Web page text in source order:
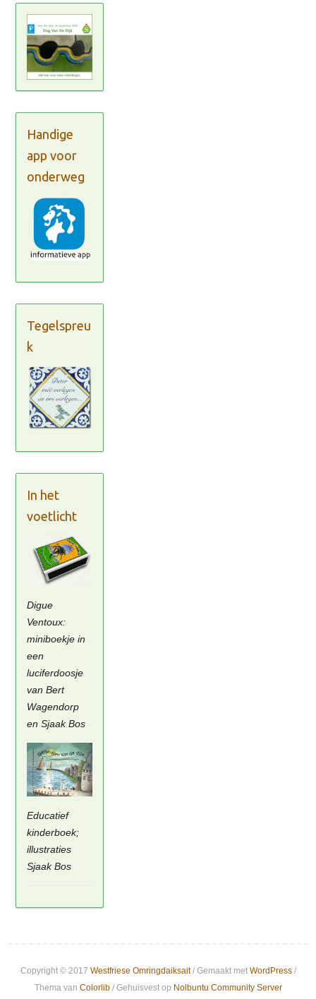
Handige
app voor
onderweg
Tegelspreu
k
In het
voetlicht
Digue
Ventoux:
miniboekje in
een
luciferdoosje
van Bert
Wagendorp
en Sjaak Bos
Educatief
kinderboek;
illustraties
Sjaak Bos
Copyright © 2017 Westfriese Omringdaiksait/ Gemaakt met WordPress/
Thema van Colorlib/ Gehuisvest op Nolbuntu Community Server